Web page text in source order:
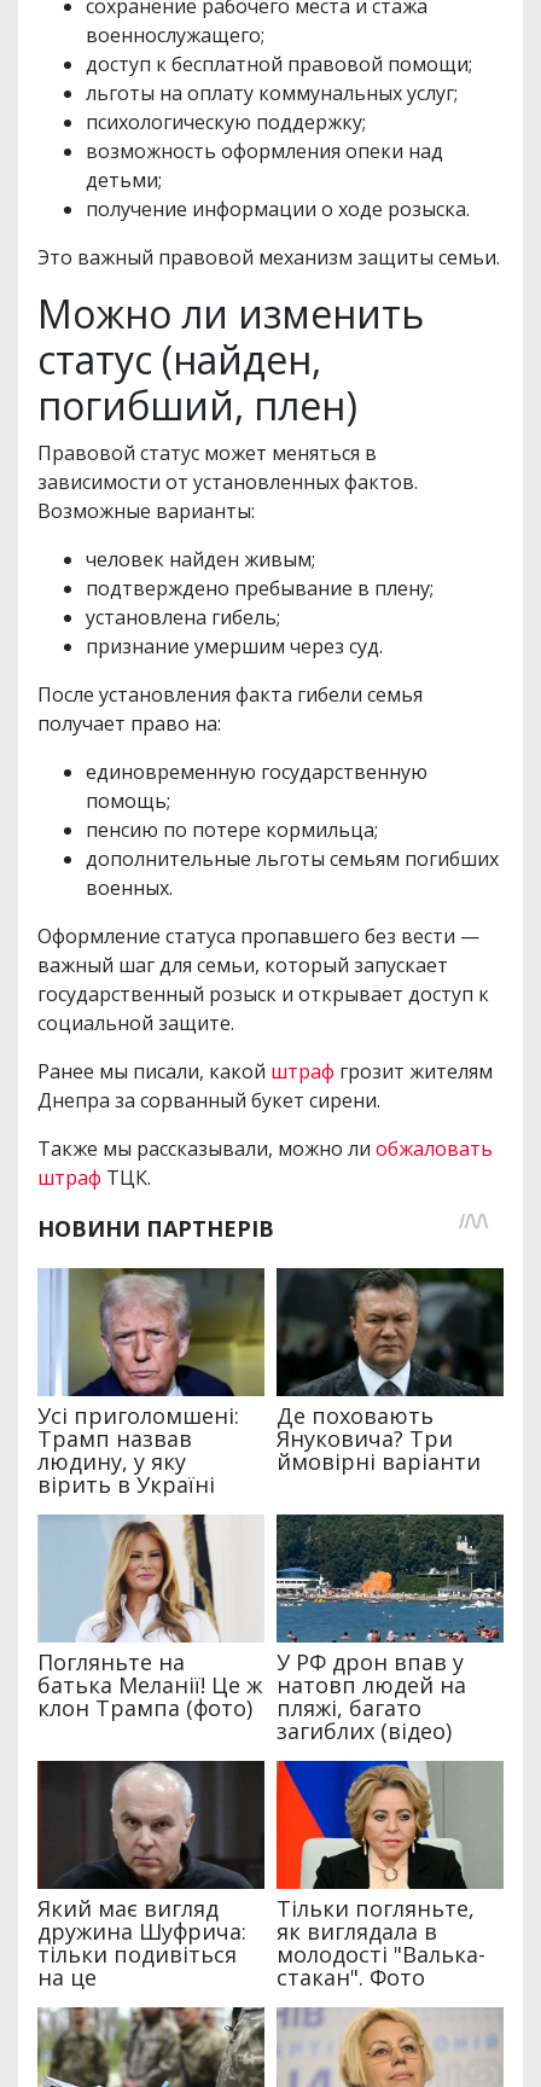
сохранение рабочего места и стажа
военнослужащего;
доступ к бесплатной правовой помощи;
льготы на оплату коммунальных услуг;
психологическую поддержку;
возможность оформления опеки над
детьми;
получение информации о ходе розыска.
Это важный правовой механизм защиты семьи.
Можно ли изменить
статус (найден,
погибший, плен)
Правовой статус может меняться в
зависимости от установленных фактов.
Возможные варианты:
человек найден живым;
подтверждено пребывание в плену;
установлена гибель;
признание умершим через суд.
После установления факта гибели семья
получает право на:
единовременную государственную
помощь;
пенсию по потере кормильца;
дополнительные льготы семьям погибших
военных.
Оформление статуса пропавшего без вести —
важный шаг для семьи, который запускает
государственный розыск и открывает доступ к
социальной защите.
Ранее мы писали, какой штраф грозит жителям
Днепра за сорванный букет сирени.
Также мы рассказывали, можно ли обжаловать
штраф ТЦК.